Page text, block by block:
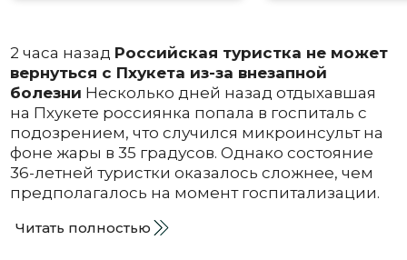
2 часа назад Российская туристка не может
вернуться с Пхукета из-за внезапной
болезни Несколько дней назад отдыхавшая
на Пхукете россиянка попала в госпиталь с
подозрением, что случился микроинсульт на
фоне жары в 35 градусов. Однако состояние
36-летней туристки оказалось сложнее, чем
предполагалось на момент госпитализации.
Читать полностью